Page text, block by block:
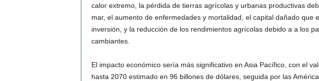
calor extremo, la pérdida de tierras agrícolas y urbanas productivas
mar, el aumento de enfermedades y mortalidad, el capital dañado que
inversión, y la reducción de los rendimientos agrícolas debido a a los
cambiantes.
El impacto económico sería más significativo en Asia Pacífico, con el
hasta 2070 estimado en 96 billones de dólares, seguida por las